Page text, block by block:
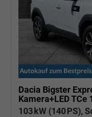
Dacia Bigster
Kamera+LED TCe
103 kW (140 PS),